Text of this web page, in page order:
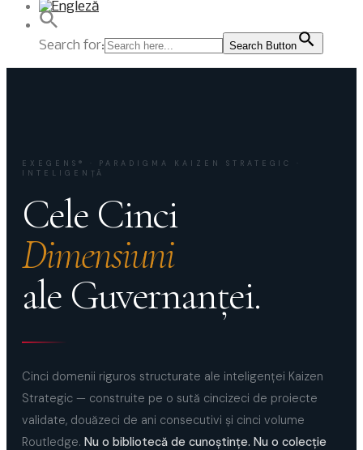
Search for: Search Button
EXEGENS® · PARADIGMA KAIZEN STRATEGIC ·
INTELIGENŢĂ
Cele Cinci
Dimensiuni
ale Guvernanţei.
Cinci domenii riguros structurate ale inteligenţei Kaizen
Strategic — construite pe o sută cincizeci de proiecte
validate, douăzeci de ani consecutivi şi cinci volume
Routledge. Nu o bibliotecă de cunoştinţe. Nu o colecţie